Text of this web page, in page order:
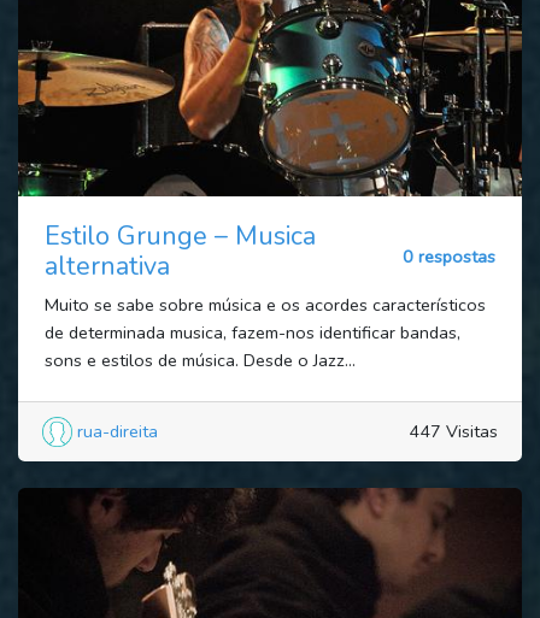
Estilo Grunge – Musica
alternativa
0 respostas
Muito se sabe sobre música e os acordes característicos
de determinada musica, fazem-nos identificar bandas,
sons e estilos de música. Desde o Jazz...
rua-direita 447 Visitas